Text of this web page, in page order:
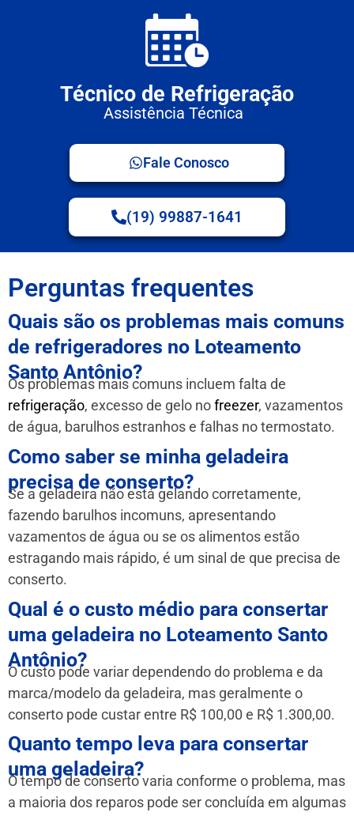
Técnico de Refrigeração
Assistência Técnica
Fale Conosco
(19) 99887-1641
Perguntas frequentes
Quais são os problemas mais comuns
de refrigeradores no Loteamento
Santo Antônio?
Os problemas mais comuns incluem falta de
refrigeração, excesso de gelo nofreezer, vazamentos
de água, barulhos estranhos e falhas no termostato.
Como saber se minha geladeira
precisa de conserto?
Se a geladeira não está gelando corretamente,
fazendo barulhos incomuns, apresentando
vazamentos de água ou se os alimentos estão
estragando mais rápido, é um sinal de que precisa de
conserto.
Qual é o custo médio para consertar
uma geladeira no Loteamento Santo
Antônio?
O custo pode variar dependendo do problema e da
marca/modelo da geladeira, mas geralmente o
conserto pode custar entre R$ 100,00 e R$ 1.300,00.
Quanto tempo leva para consertar
uma geladeira?
O tempo de conserto varia conforme o problema, mas
a maioria dos reparos pode ser concluída em algumas